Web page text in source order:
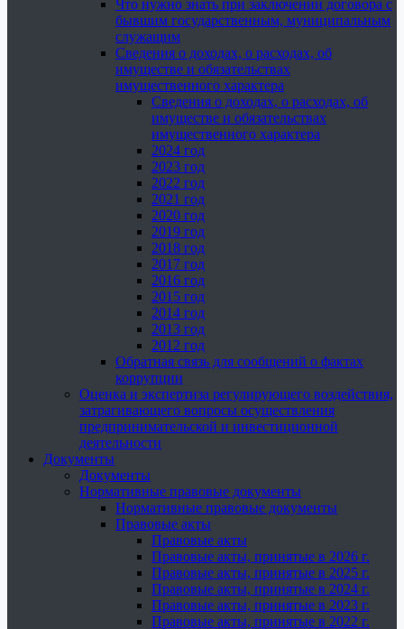
Что нужно знать при заключении договора с
бывшим государственным, муниципальным
служащим
Сведения о доходах, о расходах, об
имуществе и обязательствах
имущественного характера
Сведения о доходах, о расходах, об
имуществе и обязательствах
имущественного характера
2024 год
2023 год
2022 год
2021 год
2020 год
2019 год
2018 год
2017 год
2016 год
2015 год
2014 год
2013 год
2012 год
Обратная связь для сообщений о фактах
коррупции
Оценка и экспертиза регулирующего воздействия,
затрагивающего вопросы осуществления
предпринимательской и инвестиционной
деятельности
Документы
Документы
Нормативные правовые документы
Нормативные правовые документы
Правовые акты
Правовые акты
Правовые акты, принятые в 2026 г.
Правовые акты, принятые в 2025 г.
Правовые акты, принятые в 2024 г.
Правовые акты, принятые в 2023 г.
Правовые акты, принятые в 2022 г.